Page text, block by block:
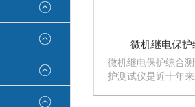
微机继电保护
微机继电保护综合
护测试仪是近十年